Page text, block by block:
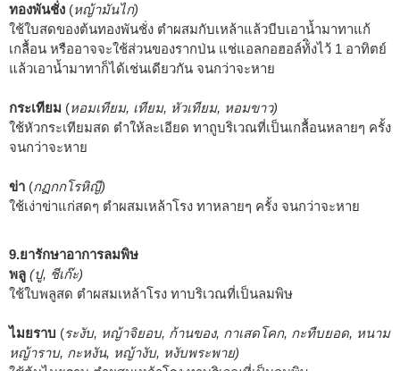
ทองพันชั่ง (หญ้ามันไก่)
ใช้ใบสดของต้นทองพันชั่ง ตำผสมกับเหล้าแล้วบีบเอาน้ำมาทาแก้
เกลื้อน หรืออาจจะใช้ส่วนของรากป่น แช่แอลกอฮอล์ท้ิงไว้ 1 อาทิตย์
แล้วเอาน้ำมาทาก็ได้เช่นเดียวกัน จนกว่าจะหาย
กระเทียม (หอมเทียม, เทียม, หัวเทียม, หอมขาว)
ใช้หัวกระเทียมสด ตำให้ละเอียด ทาถูบริเวณที่เป็นเกลื้อนหลายๆ ครั้ง
จนกว่าจะหาย
ข่า (กฏกกโรหิญี)
ใช้เง่าข่าแก่สดๆ ตำผสมเหล้าโรง ทาหลายๆ ครั้ง จนกว่าจะหาย
9.ยารักษาอาการลมพิษ
พลู (ปู, ชีเก๊ะ)
ใช้ใบพลูสด ตำผสมเหล้าโรง ทาบริเวณที่เป็นลมพิษ
ไมยราบ (ระงับ, หญ้าจิยอบ, ก้านของ, กาเสดโคก, กะทืบยอด, หนาม
หญ้าราบ, กะหงัน, หญ้างับ, หงับพระพาย)